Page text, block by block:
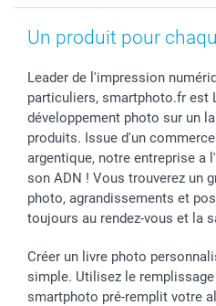
Un produit pour
Leader de l'impression
particuliers, smartphoto.fr est
développement photo sur un
produits. Issue d'un
argentique, notre entreprise a
son ADN ! Vous trouverez un
photo, agrandissements et
toujours au rendez-vous et la
Créer un livre photo
simple. Utilisez le
smartphoto pré-remplit votre